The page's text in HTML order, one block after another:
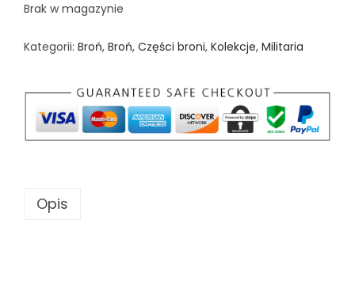
Brak w magazynie
Kategorii: Broń, Broń, Części broni, Kolekcje, Militaria
Opis